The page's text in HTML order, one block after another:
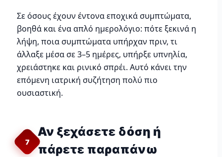
Σε όσους έχουν έντονα εποχικά συμπτώματα,
βοηθά και ένα απλό ημερολόγιο: πότε ξεκινά η
λήψη, ποια συμπτώματα υπήρχαν πριν, τι
άλλαξε μέσα σε 3–5 ημέρες, υπήρξε υπνηλία,
χρειάστηκε και ρινικό σπρέι. Αυτό κάνει την
επόμενη ιατρική συζήτηση πολύ πιο
ουσιαστική.
7
Αν ξεχάσετε δόση ή
πάρετε παραπάνω